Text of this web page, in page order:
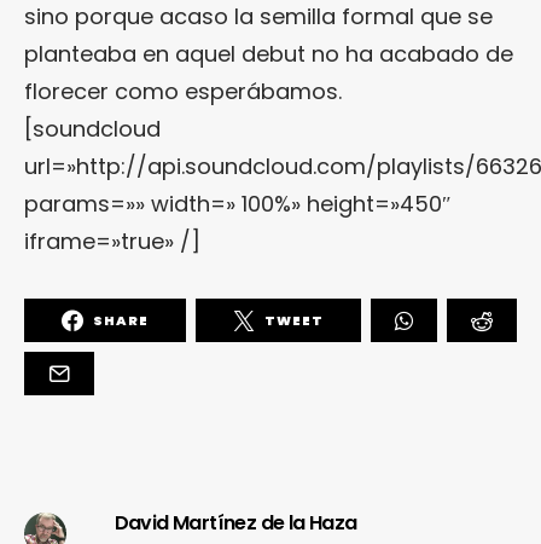
sino porque acaso la semilla formal que se
planteaba en aquel debut no ha acabado de
florecer como esperábamos.
[soundcloud
url=»http://api.soundcloud.com/playlists/
params=»» width=» 100%» height=»450″
iframe=»true» /]
SHARE TWEET
David Martínez de la Haza